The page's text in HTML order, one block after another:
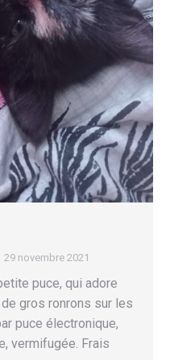
29 novembre 2021
puce, qui adore
gros ronrons sur les
puce électronique,
vermifugée. Frais